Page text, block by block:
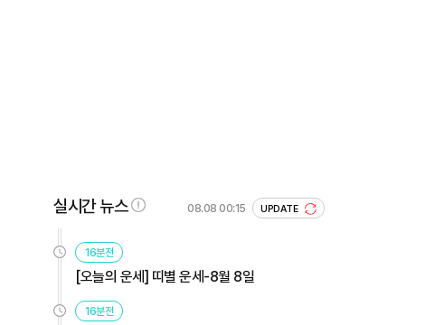
실시간 뉴스 08.08 00:15 UPDATE
16분전
[오늘의 운세] 띠별 운세-8월 8일
16분전